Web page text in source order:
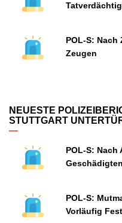
POL-S:
Zeugen
NEUESTE
STUTTGART
POL-S:
POL-S:
Vorläufig